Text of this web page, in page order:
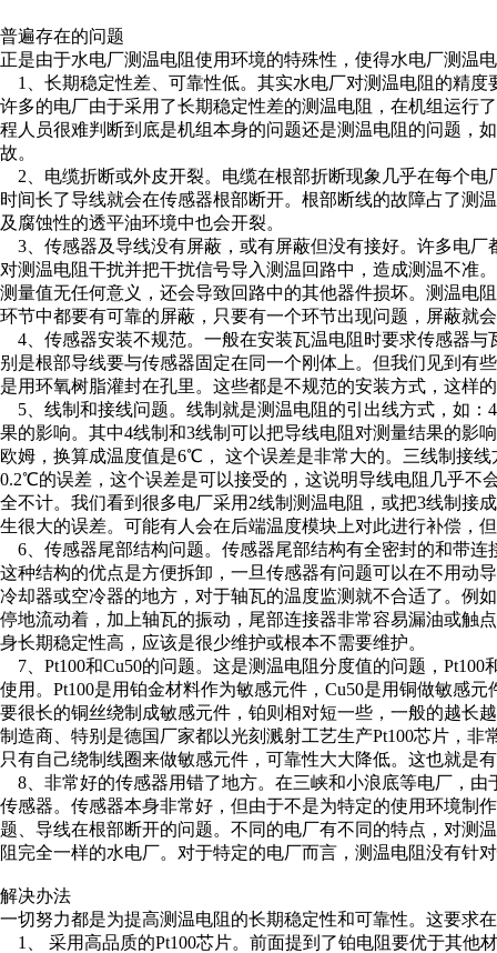
普遍存在的问题
正是由于水电厂测温电阻使用环境的特殊性，使得水电厂测温
1、长期稳定性差、可靠性低。其实水电厂对测温电阻的精
许多的电厂由于采用了长期稳定性差的测温电阻，在机组运行
程人员很难判断到底是机组本身的问题还是测温电阻的问题，
故。
2、电缆折断或外皮开裂。电缆在根部折断现象几乎在每个
时间长了导线就会在传感器根部断开。根部断线的故障占了测
及腐蚀性的透平油环境中也会开裂。
3、传感器及导线没有屏蔽，或有屏蔽但没有接好。许多电
对测温电阻干扰并把干扰信号导入测温回路中，造成测温不准
测量值无任何意义，还会导致回路中的其他器件损坏。测温电
环节中都要有可靠的屏蔽，只要有一个环节出现问题，屏蔽就
4、传感器安装不规范。一般在安装瓦温电阻时要求传感器
别是根部导线要与传感器固定在同一个刚体上。但我们见到有
是用环氧树脂灌封在孔里。这些都是不规范的安装方式，这样
5、线制和接线问题。线制就是测温电阻的引出线方式，如
果的影响。其中4线制和3线制可以把导线电阻对测量结果的影
欧姆，换算成温度值是6℃， 这个误差是非常大的。三线制接
0.2℃的误差，这个误差是可以接受的，这说明导线电阻几乎不
全不计。我们看到很多电厂采用2线制测温电阻，或把3线制接
生很大的误差。可能有人会在后端温度模块上对此进行补偿，
6、传感器尾部结构问题。传感器尾部结构有全密封的和带
这种结构的优点是方便拆卸，一旦传感器有问题可以在不用动
冷却器或空冷器的地方，对于轴瓦的温度监测就不合适了。例
停地流动着，加上轴瓦的振动，尾部连接器非常容易漏油或触
身长期稳定性高，应该是很少维护或根本不需要维护。
7、Pt100和Cu50的问题。这是测温电阻分度值的问题，
使用。Pt100是用铂金材料作为敏感元件，Cu50是用铜做敏感
要很长的铜丝绕制成敏感元件，铂则相对短一些，一般的越长
制造商、特别是德国厂家都以光刻溅射工艺生产Pt100芯片，
只有自己绕制线圈来做敏感元件，可靠性大大降低。这也就是
8、非常好的传感器用错了地方。在三峡和小浪底等电厂，
传感器。传感器本身非常好，但由于不是为特定的使用环境制
题、导线在根部断开的问题。不同的电厂有不同的特点，对测
阻完全一样的水电厂。对于特定的电厂而言，测温电阻没有针
解决办法
一切努力都是为提高测温电阻的长期稳定性和可靠性。这要求
1、 采用高品质的Pt100芯片。前面提到了铂电阻要优于其他